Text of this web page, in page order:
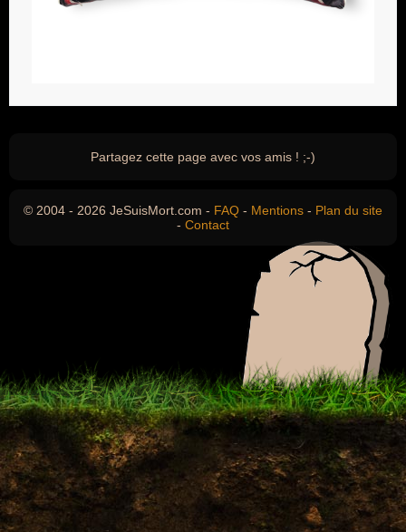
Partagez cette page avec vos amis ! ;-)
© 2004 - 2026 JeSuisMort.com - FAQ - Mentions - Plan du site
- Contact